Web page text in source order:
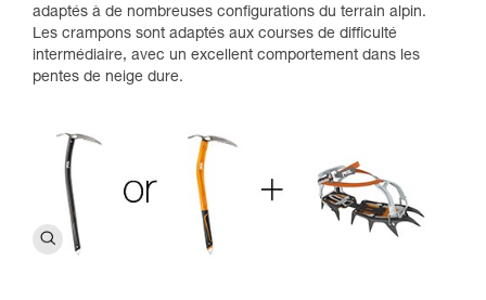
adaptés à de nombreuses configurations du terrain alpin.
Les crampons sont adaptés aux courses de difficulté
intermédiaire, avec un excellent comportement dans les
pentes de neige dure.